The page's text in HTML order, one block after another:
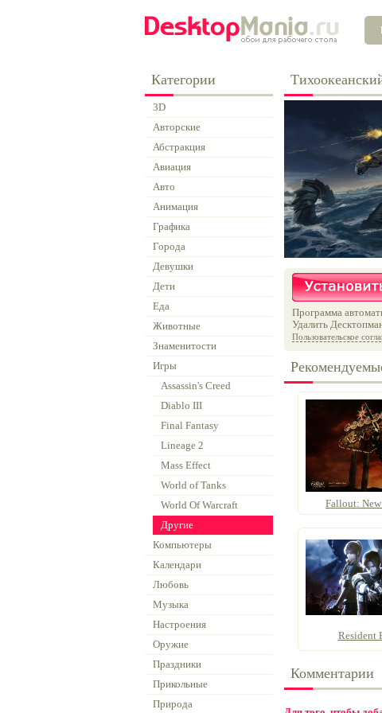
Категории
3D
Авторские
Абстракция
Авиация
Авто
Анимация
Графика
Города
Девушки
Дети
Еда
Животные
Знаменитости
Игры
Assassin's Creed
Diablo III
Final Fantasy
Lineage 2
Mass Effect
World of Tanks
World Of Warcraft
Другие
Компьютеры
Календари
Любовь
Музыка
Настроения
Оружие
Праздники
Прикольные
Природа
Программа
Удалить
Пользовательское
Fallout: New
Resident
Комментарии